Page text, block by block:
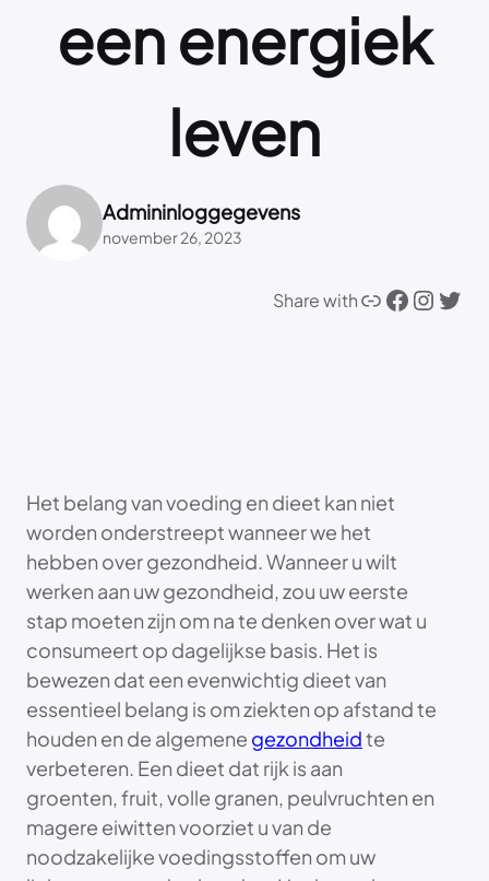
een energiek
leven
Admininloggegevens
november 26, 2023
Share withLink Facebook Instagram Twitter
Het belang van voeding en dieet kan niet
worden onderstreept wanneer we het
hebben over gezondheid. Wanneer u wilt
werken aan uw gezondheid, zou uw eerste
stap moeten zijn om na te denken over wat u
consumeert op dagelijkse basis. Het is
bewezen dat een evenwichtig dieet van
essentieel belang is om ziekten op afstand te
houden en de algemene gezondheidte
verbeteren. Een dieet dat rijk is aan
groenten, fruit, volle granen, peulvruchten en
magere eiwitten voorziet u van de
noodzakelijke voedingsstoffen om uw